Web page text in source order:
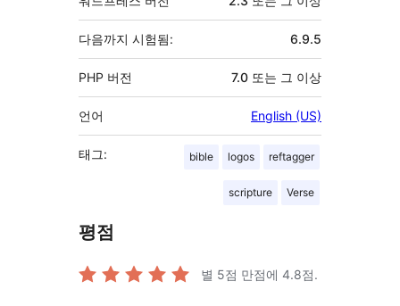
다음까지 시험됨: 6.9.5
PHP 버전 7.0 또는 그 이상
언어 English (US)
태그: bible logos reftagger
scripture Verse
평점
별 5점 만점에 4.8점.